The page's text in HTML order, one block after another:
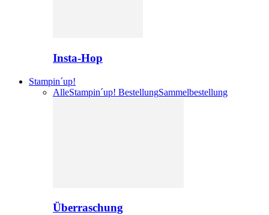
Insta-Hop
Stampin´up!
AlleStampin´up! BestellungSammelbestellung
Überraschung